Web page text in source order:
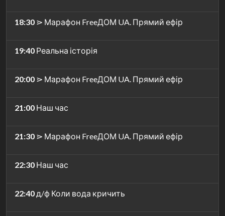
18:30 ⋗ Марафон FreeДОМ UA. Прямий ефір
19:40 Реальна історія
20:00 ⋗ Марафон FreeДОМ UA. Прямий ефір
21:00 Наш час
21:30 ⋗ Марафон FreeДОМ UA. Прямий ефір
22:30 Наш час
22:40д/ф Коли вода кричить